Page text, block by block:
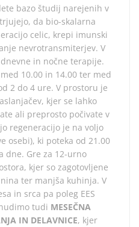
bazo študij narejenih v
da bio-skalarna
celic, krepi imunski
nevrotransmiterjev. V
in nočne terapije.
10.00 in 14.00 ter med
2 do 4 ure. V prostoru je
kjer se lahko
ali preprosto počivate v
regeneracijo je na voljo
osebi), ki poteka od 21.00
dne. Gre za 12-urno
kjer so zagotovljene
ter manjša kuhinja. V
in srca pa poleg EES
tudi MESEČNA
IN DELAVNICE, kjer